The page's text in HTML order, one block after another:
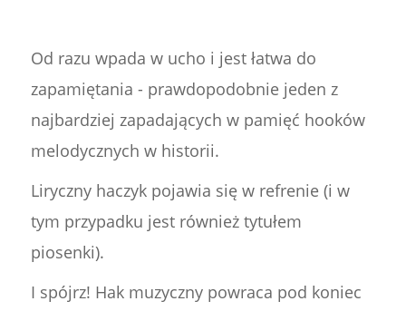
Od razu wpada w ucho i jest łatwa do
zapamiętania - prawdopodobnie jeden z
najbardziej zapadających w pamięć hooków
melodycznych w historii.
Liryczny haczyk pojawia się w refrenie (i w
tym przypadku jest również tytułem
piosenki).
I spójrz! Hak muzyczny powraca pod koniec